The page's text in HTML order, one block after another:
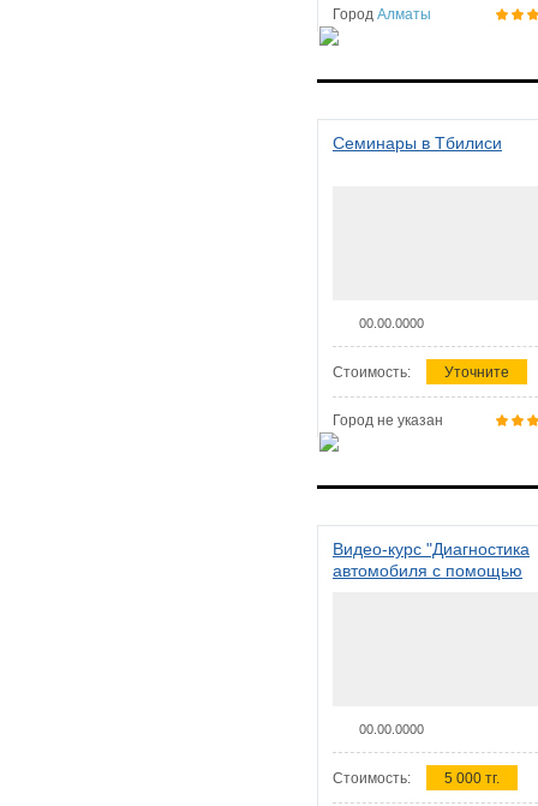
Город Алматы
Семинары в Тбилиси
00.00.0000
Стоимость: Уточните
Город не указан
Видео-курс "Диагностика
автомобиля с помощью
00.00.0000
Стоимость: 5 000 тг.